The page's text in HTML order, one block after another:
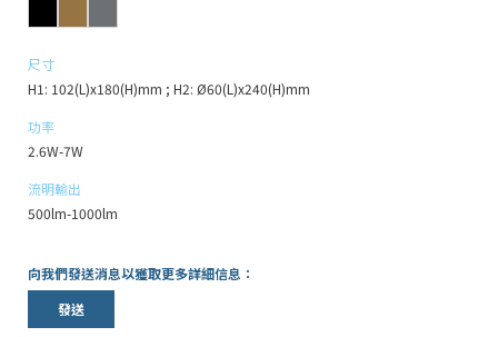
尺寸
H1: 102(L)x180(H)mm ; H2: Ø60(L)x240(H)mm
功率
2.6W-7W
流明輸出
500lm-1000lm
向我們發送消息以獲取更多詳細信息：
發送